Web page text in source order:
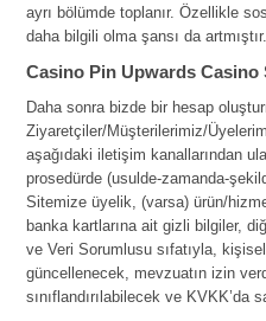
ayrı bölümde toplanır. Özellikle
daha bilgili olma şansı da artmıştır.
Casino Pin Upwards Casino
Daha sonra bizde bir hesap
Ziyaretçiler/Müşterilerimiz/
aşağıdaki iletişim kanallarından
prosedürde (usulde-zamanda-
Sitemize üyelik, (varsa) ürün/
banka kartlarına ait gizli bilgiler,
ve Veri Sorumlusu sıfatıyla,
güncellenecek, mevzuatın izin
sınıflandırılabilecek ve KVKK’da